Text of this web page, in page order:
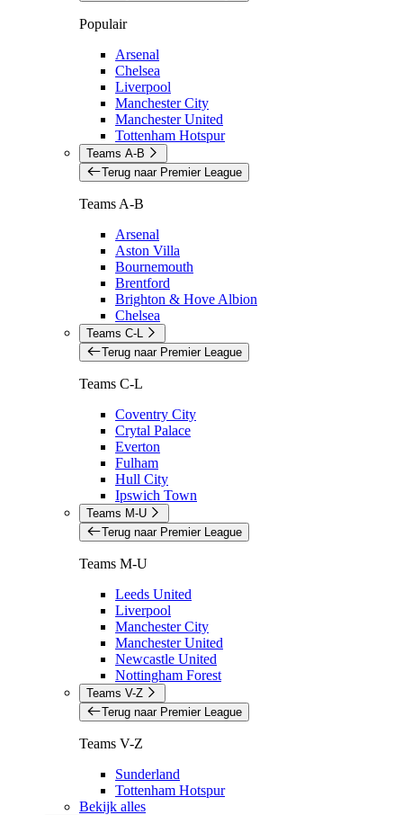
Populair
Arsenal
Chelsea
Liverpool
Manchester City
Manchester United
Tottenham Hotspur
Teams A-B
Terug naar Premier League
Teams A-B
Arsenal
Aston Villa
Bournemouth
Brentford
Brighton & Hove Albion
Chelsea
Teams C-L
Terug naar Premier League
Teams C-L
Coventry City
Crytal Palace
Everton
Fulham
Hull City
Ipswich Town
Teams M-U
Terug naar Premier League
Teams M-U
Leeds United
Liverpool
Manchester City
Manchester United
Newcastle United
Nottingham Forest
Teams V-Z
Terug naar Premier League
Teams V-Z
Sunderland
Tottenham Hotspur
Bekijk alles